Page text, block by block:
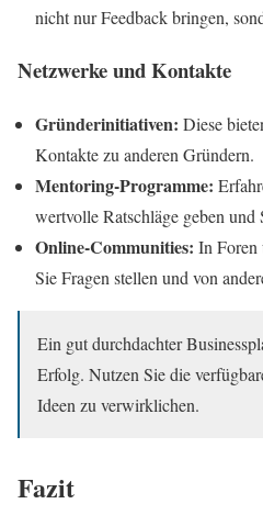
nicht nur Feedback bringen,
Netzwerke und Kontakte
Gründerinitiativen: Diese
Kontakte zu anderen Gründern.
Mentoring-Programme:
wertvolle Ratschläge geben
Online-Communities: In Foren
Sie Fragen stellen und von
Ein gut durchdachter
Erfolg. Nutzen Sie die
Ideen zu verwirklichen.
Fazit